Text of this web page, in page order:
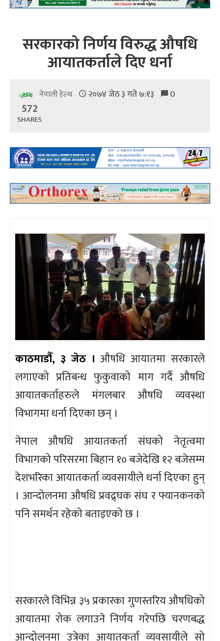
सरकारको निर्णय विरुद्ध औषधि
आयातकर्ताले दिए धर्ना
नेपाली हेल्थ २०७४ जेठ ३ गते ७:१३ 0
572
SHARES
काठमाडौँ, ३ जेठ । औषधि आयातमा सरकारले
लगाएको प्रतिबन्ध फुकुवाको माग गर्दै औषधि
आयातकर्ताहरुले मंगलबार औषधि व्यवस्था
विभागमा धर्ना दिएका छन् ।
नेपाल औषधि आयातकर्ता संघको नेतृत्वमा
विभागको परिसरमा बिहान १० बजेदेखि १२ बजेसम्म
देशभरिका आयातकर्ता व्यवसायीले धर्ना दिएका हुन्
। आन्दोलनमा औषधि प्रवद्र्घक संघ र फ्यानकनको
पनि समर्थन रहेको बताइएको छ ।
सरकारले विभिन्न ३५ प्रकारका गुणस्तरिय औषधिको
आयातमा रोक लगाउने निर्णय गरेपछि चरणबद्ध
आन्दोलनमा उत्रेका आयातकर्ता व्यवसायीले सो